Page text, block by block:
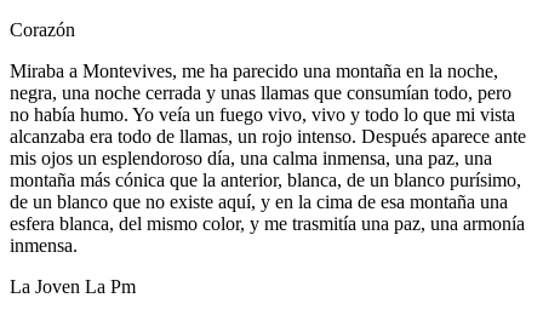
Corazón
Miraba a Montevives, me ha parecido una montaña en la noche,
negra, una noche cerrada y unas llamas que consumían todo, pero
no había humo. Yo veía un fuego vivo, vivo y todo lo que mi vista
alcanzaba era todo de llamas, un rojo intenso. Después aparece ante
mis ojos un esplendoroso día, una calma inmensa, una paz, una
montaña más cónica que la anterior, blanca, de un blanco purísimo,
de un blanco que no existe aquí, y en la cima de esa montaña una
esfera blanca, del mismo color, y me trasmitía una paz, una armonía
inmensa.
La Joven La Pm